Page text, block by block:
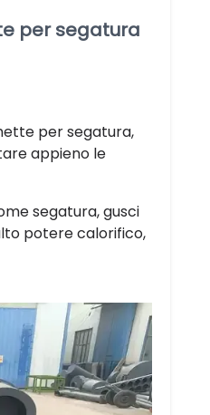
per segatura
per segatura,
appieno le
segatura, gusci
potere calorifico,